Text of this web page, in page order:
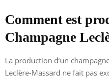
Comment est
Champagne
La production d’un
Leclère-Massard ne fait pas